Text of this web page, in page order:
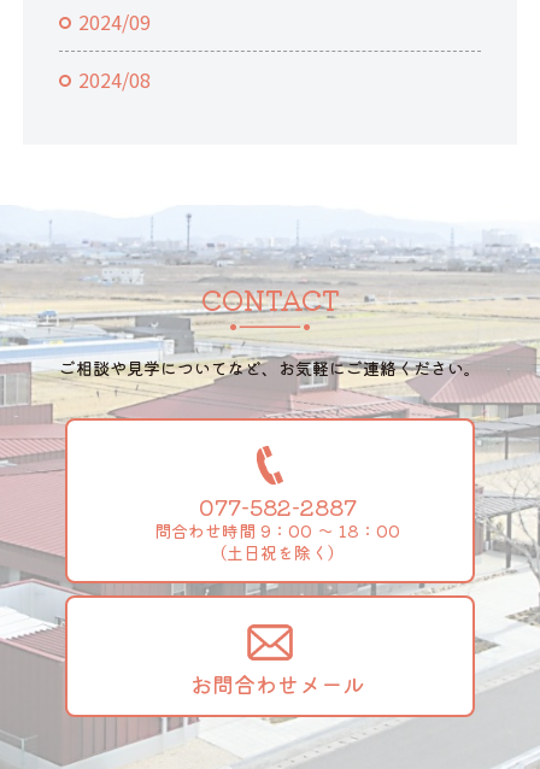
2024/09
2024/08
CONTACT
ご相談や見学についてなど、お気軽にご連絡ください。
077-582-2887
問合わせ時間 9：00 ～ 18：00
（土日祝を除く）
お問合わせメール